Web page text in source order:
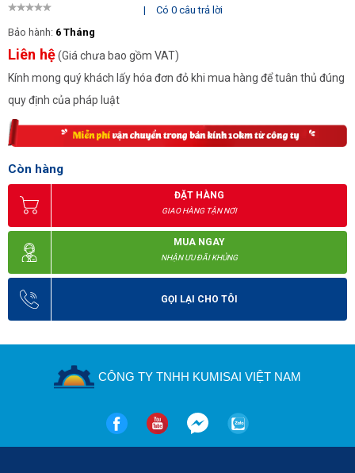
|
Có 0 câu trả lời
Bảo hành: 6 Tháng
Liên hệ(Giá chưa bao gồm VAT)
Kính mong quý khách lấy hóa đơn đỏ khi mua hàng để tuân thủ đúng
quy định của pháp luật
Còn hàng
ĐẶT HÀNG
GIAO HÀNG TẬN NƠI
MUA NGAY
NHẬN ƯU ĐÃI KHỦNG
GỌI LẠI CHO TÔI
CÔNG TY TNHH KUMISAI VIỆT NAM